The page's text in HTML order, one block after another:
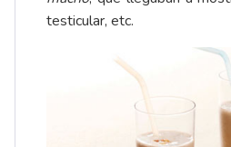
testicular, etc.